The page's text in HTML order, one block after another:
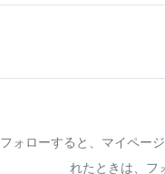
フォローすると、マイペー
れたときは、フ